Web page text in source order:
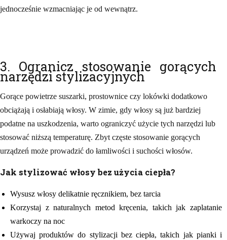
jednocześnie wzmacniając je od wewnątrz.
3. Ogranicz stosowanie gorących
narzędzi stylizacyjnych
Gorące powietrze suszarki, prostownice czy lokówki dodatkowo
obciążają i osłabiają włosy. W zimie, gdy włosy są już bardziej
podatne na uszkodzenia, warto ograniczyć użycie tych narzędzi lub
stosować niższą temperaturę. Zbyt częste stosowanie gorących
urządzeń może prowadzić do łamliwości i suchości włosów.
Jak stylizować włosy bez użycia ciepła?
Wysusz włosy delikatnie ręcznikiem, bez tarcia
Korzystaj z naturalnych metod kręcenia, takich jak zaplatanie
warkoczy na noc
Używaj produktów do stylizacji bez ciepła, takich jak pianki i